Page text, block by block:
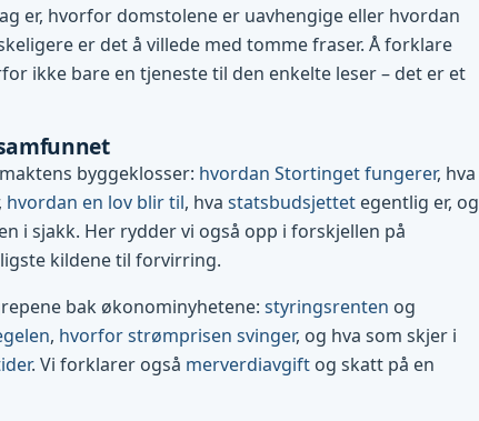
er, hvorfor domstolene er uavhengige eller hvordan
er det å villede med tomme fraser. Å forklare
ikke bare en tjeneste til den enkelte leser – det er et
byggeklosser: hvordan Stortinget fungerer, hva
hvordan en lov blir til, hvastatsbudsjettet egentlig er, og
i sjakk. Her rydder vi også opp i forskjellen på
kildene til forvirring.
bak økonominyhetene:styringsrenten og
, hvorfor strømprisen svinger, og hva som skjer i
. Vi forklarer også merverdiavgift og skatt på en